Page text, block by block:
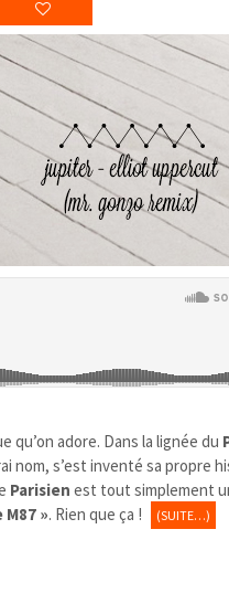
adore. Dans la lignée du
nom, s’est inventé sa propre
Parisien est tout simplement
». Rien que ça ! (SUITE…)